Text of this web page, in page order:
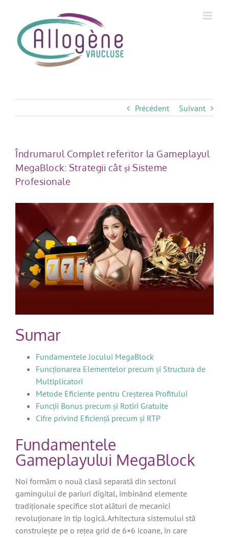
content
Précédent Suivant
Îndrumarul Complet referitor la Gameplayul
MegaBlock: Strategii cât și Sisteme
Profesionale
Sumar
Fundamentele Jocului MegaBlock
Funcționarea Elementelor precum și Structura de
Multiplicatori
Metode Eficiente pentru Creșterea Profitului
Funcții Bonus precum și Rotiri Gratuite
Cifre privind Eficiență precum și RTP
Fundamentele
Gameplayului MegaBlock
Noi formăm o nouă clasă separată din sectorul
gamingului de pariuri digital, îmbinând elemente
tradiționale specifice slot alături de mecanici
revoluționare în tip logică. Arhitectura sistemului stă
construiește pe o rețea grid de 6×6 icoane, în care